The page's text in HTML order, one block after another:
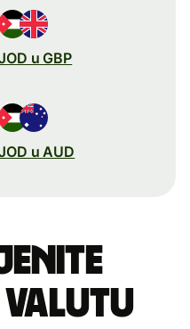
u GBP
u AUD
valutu